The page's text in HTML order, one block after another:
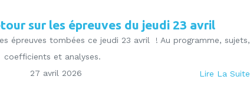
sur les épreuves du jeudi 23 avril
épreuves tombées ce jeudi 23 avril ! Au programme, sujets,
coefficients et analyses.
27 avril 2026 Lire La Suite